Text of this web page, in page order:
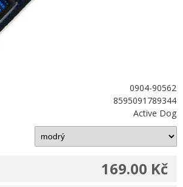
0904-90562
8595091789344
Active Dog
169.00 Kč